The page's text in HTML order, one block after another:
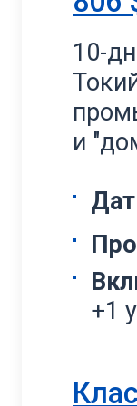
10-
и
+1